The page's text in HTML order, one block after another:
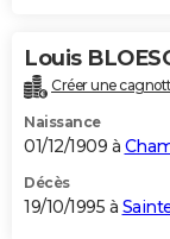
Louis
Créer une
Naissance
01/12/1909 à
Décès
19/10/1995 à